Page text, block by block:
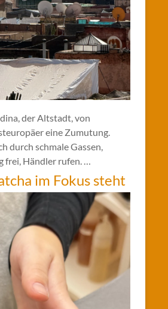
der Altstadt, von
eine Zumutung.
durch schmale Gassen,
frei, Händler rufen. …
im Fokus steht